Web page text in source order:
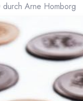
durch Arne Homborg